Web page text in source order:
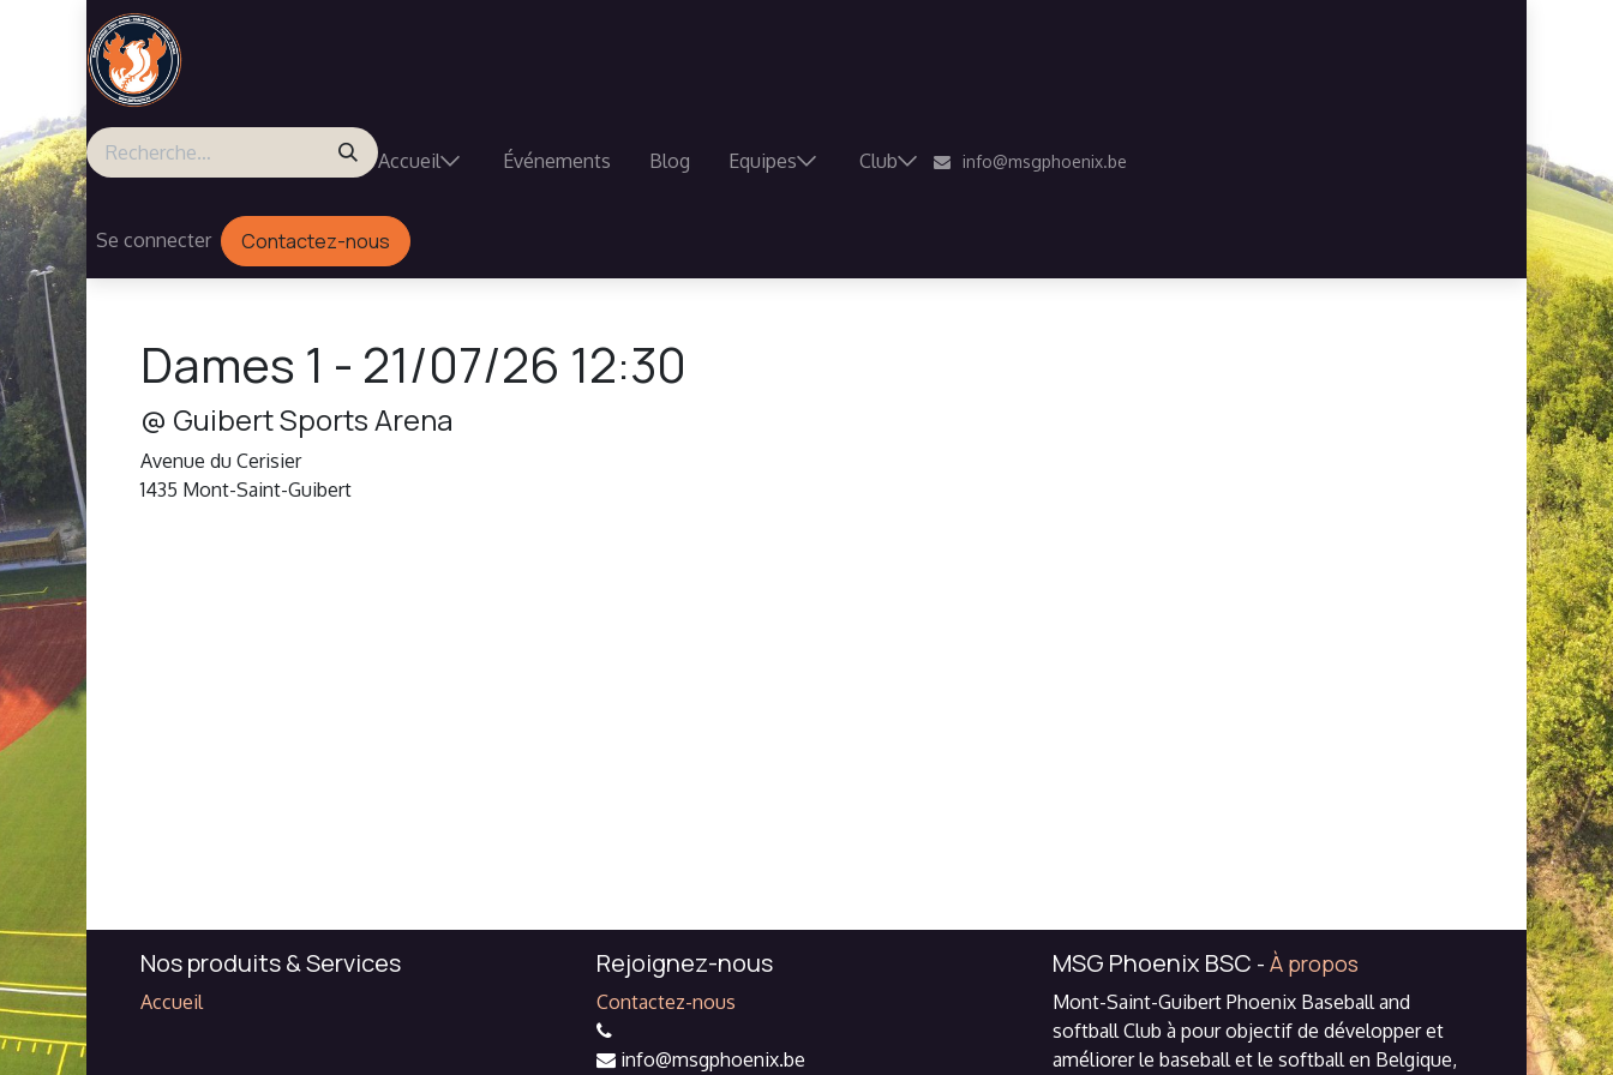
Se rendre au contenu
Accueil Événements Blog Equipes Club info@msgphoenix.be
Se connecter Contactez-nous
Dames 1 - 21/07/26 12:30
@ Guibert Sports Arena
Avenue du Cerisier
1435 Mont-Saint-Guibert
Nos produits & Services
Accueil
Rejoignez-nous
Contactez-nous
info@msgphoenix.be
MSG Phoenix BSC - À propos
Mont-Saint-Guibert Phoenix Baseball and
softball Club à pour objectif de développer et
améliorer le baseball et le softball en Belgique,